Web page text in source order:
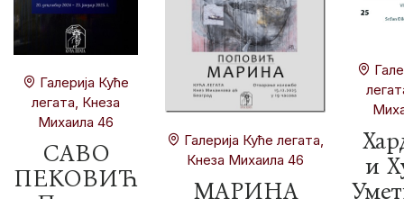
Галерија Куће
легата, Кнеза
Михаила 46
САВО
ПЕКОВИЋ
Галерија Куће легата,
Кнеза Михаила 46
МАРИНА
и